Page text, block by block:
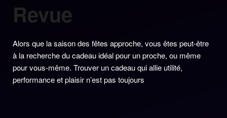
Revue
Alors que la saison des fêtes approche, vous êtes peut-être
à la recherche du cadeau idéal pour un proche, ou même
pour vous-même. Trouver un cadeau qui allie utilité,
performance et plaisir n’est pas toujours